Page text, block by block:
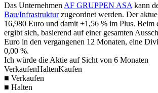
Das Unternehmen AF GRUPPEN ASA kann
Bau/Infrastrukturzugeordnet werden. Der
16,980 Euro und damit +1,56 % im Plus. Beim
ergibt sich, basierend auf einer gesamten
Euro in den vergangenen 12 Monaten, eine
0,00 %.
Ich würde die Aktie auf Sicht von 6 Monaten
VerkaufenHaltenKaufen
■ Verkaufen
■ Halten